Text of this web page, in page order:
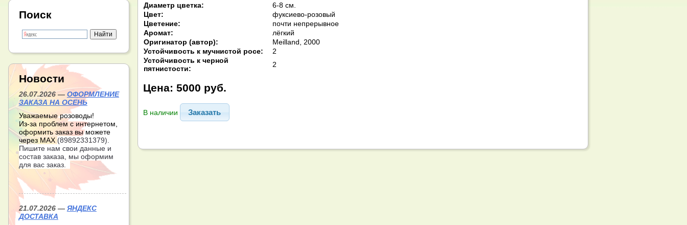
Диаметр цветка:
6-8 см.
Цвет:
фуксиево-розовый
Цветение:
почти непрерывное
Аромат:
лёгкий
Оригинатор (автор):
Meilland, 2000
Устойчивость к мучнистой росе:
2
Устойчивость к черной
пятнистости:
2
Цена: 5000 руб.
В наличии Заказать
Поиск
Новости
26.07.2026 — ОФОРМЛЕНИЕ
ЗАКАЗА НА ОСЕНЬ
Уважаемые розоводы!
Из-за проблем с интернетом,
оформить заказ вы можете
через МАХ (89892331379).
Пишите нам свои данные и
состав заказа, мы оформим
для вас заказ.
21.07.2026 — ЯНДЕКС
ДОСТАВКА